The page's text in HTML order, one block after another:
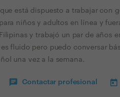
está dispuesto a trabajar con
niños y adultos en línea y
y trabajó un par de años
fluido pero puedo conversar
una vez a la semana.
Contactar profesional